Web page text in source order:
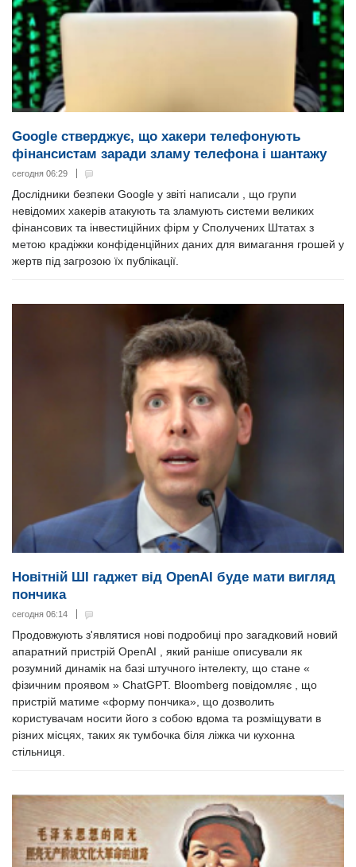
Google стверджує, що хакери телефонують
фінансистам заради зламу телефона і шантажу
сегодня 06:29
Дослідники безпеки Google у звіті написали , що групи
невідомих хакерів атакують та зламують системи великих
фінансових та інвестиційних фірм у Сполучених Штатах з
метою крадіжки конфіденційних даних для вимагання грошей у
жертв під загрозою їх публікації.
Новітній ШІ гаджет від OpenAI буде мати вигляд
пончика
сегодня 06:14
Продовжують з'являтися нові подробиці про загадковий новий
апаратний пристрій OpenAI , який раніше описували як
розумний динамік на базі штучного інтелекту, що стане «
фізичним проявом » ChatGPT. Bloomberg повідомляє , що
пристрій матиме «форму пончика», що дозволить
користувачам носити його з собою вдома та розміщувати в
різних місцях, таких як тумбочка біля ліжка чи кухонна
стільниця.